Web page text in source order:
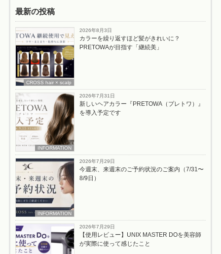
最新の投稿
CROSS hair × scalp
2026年8月3日
カラーを繰り返すほど髪がきれいに？
PRETOWAが目指す「継続美」
INFORMATION
2026年7月31日
新しいヘアカラー『PRETOWA（プレトワ）』
を導入予定です
INFORMATION
2026年7月29日
今週末、来週末のご予約状況のご案内（7/31〜
8/9日）
2026年7月29日
【使用レビュー】UNIX MASTER DOを美容師
が実際に使って感じたこと